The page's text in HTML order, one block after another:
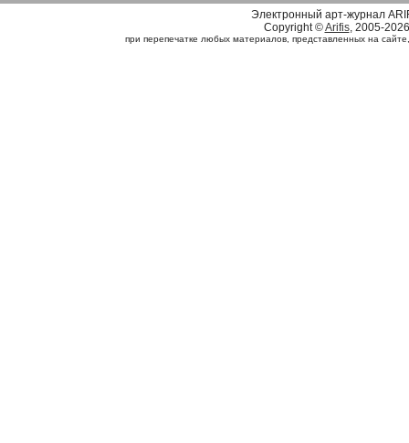
Электронный арт-журнал
Copyright ©Arifis, 2005-2026
при перепечатке любых материалов, представленных на